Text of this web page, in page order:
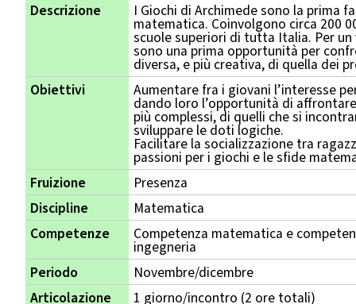
Descrizione
I Giochi di Archimede sono la prima
matematica. Coinvolgono circa 200
scuole superiori di tutta Italia. Per
sono una prima opportunità per
diversa, e più creativa, di quella dei
Obiettivi
Aumentare fra i giovani l’interesse
dando loro l’opportunità di
più complessi, di quelli che si
sviluppare le doti logiche.
Facilitare la socializzazione tra
passioni per i giochi e le sfide
Fruizione
Presenza
Discipline
Matematica
Competenze
Competenza matematica e
ingegneria
Periodo
Novembre/dicembre
Articolazione
1 giorno/incontro (2 ore totali)